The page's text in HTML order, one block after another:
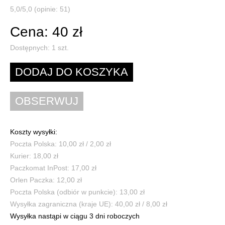
5,0/5,0 (opinie: 51)
Cena: 40 zł
Dostępnych: 1 szt.
Koszty wysyłki:
Poczta Polska: 10,00 zł / 2,00 zł
Kurier: 18,00 zł
Paczkomat InPost: 17,00 zł
Orlen Paczka: 12,00 zł
Poczta Polska (odbiór w punkcie): 13,00 zł
Wysyłka zagraniczna (kraje UE): 40,00 zł / 8,00 zł
Wysyłka nastąpi w ciągu 3 dni roboczych